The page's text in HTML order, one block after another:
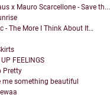
x Mauro Scarcellone - Save th...
- The More I Think About It…
FEELINGS
Pretty
me something beautiful